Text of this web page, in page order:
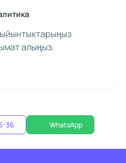
алыңыз.
36 WhatsApp